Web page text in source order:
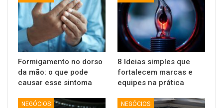
Formigamento no dorso
da mão: o que pode
causar esse sintoma
8 Ideias simples que
fortalecem marcas e
equipes na prática
NEGÓCIOS NEGÓCIOS